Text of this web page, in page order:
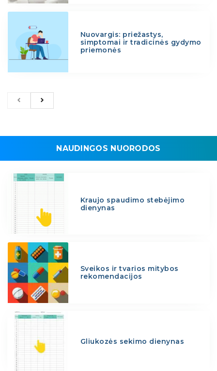
Nuovargis: priežastys,
simptomai ir tradicinės gydymo
priemonės
NAUDINGOS NUORODOS
Kraujo spaudimo stebėjimo
dienynas
Sveikos ir tvarios mitybos
rekomendacijos
Gliukozės sekimo dienynas